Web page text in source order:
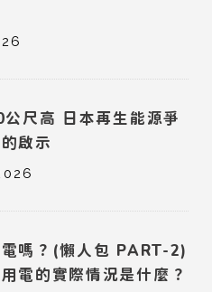
尺高 日本再生能源爭
啟示
嗎？(懶人包 PART-2)
電的實際情況是什麼？